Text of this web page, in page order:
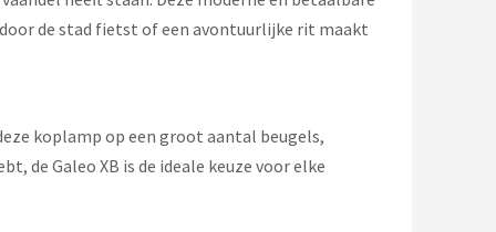
de stad fietst of een avontuurlijke rit maakt
koplamp op een groot aantal beugels,
de Galeo XB is de ideale keuze voor elke